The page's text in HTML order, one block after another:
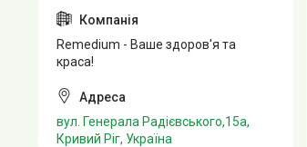
Remedium - Ваше здоров'я та
краса!
вул. Генерала Радієвського,15а,
Кривий Ріг, Україна